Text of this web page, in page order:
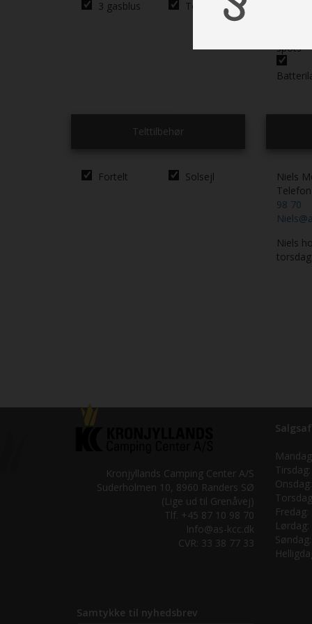
3 gasblus Toiletrum
spots
Telttilbehør
Fortelt Solsejl
Niels
Telefon
98 70
Niels
Kronjyllands Camping Center A/S
Suderholmen 10, 8960 Randers SØ
(Lige ud til Grenåvej)
Tlf. +45 87 10 98 70
Info@as-kcc.dk
CVR: 33 38 77 33
Samtykke til nyhedsbrev
Mandag:
Tirsdag:
Onsdag:
Torsdag:
Fredag:
Lørdag:
Søndag: